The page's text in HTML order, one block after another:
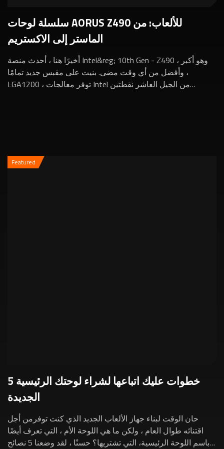
سلسلة لوحات AORUS Z490 للألعاب: من
الماستر إلى الاكستريم
أخيرًا هنا ، أحدث منصة Intel&reg; 10th Gen - Z490 ، وهو أكبر
وأفضل من أي وقت مضى. بنيت على مقبس جديد تمامًا ،
LGA1200 ، توفر معالجات Intel من الجيل العاشر نقطتين
Featured
5 خطوات عليك اتباعها لشراء لوحتك الرئيسية
الجديدة
حان الوقت لبناء جهاز الألعاب الجديد الذي كنت توفرمن أجل
اقتنائه طوال العام ، ولكن ما هي اللوحة الأم ، التي تعرف أيضًا
باسم اللوحة الرئيسية، التي تشتريها؟ حسنًا ، لقد وضعنا 5 نصائح